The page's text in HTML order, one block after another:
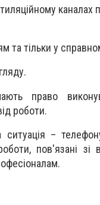
та тільки у
право
роботи.
ситуація –
пов'язані зі